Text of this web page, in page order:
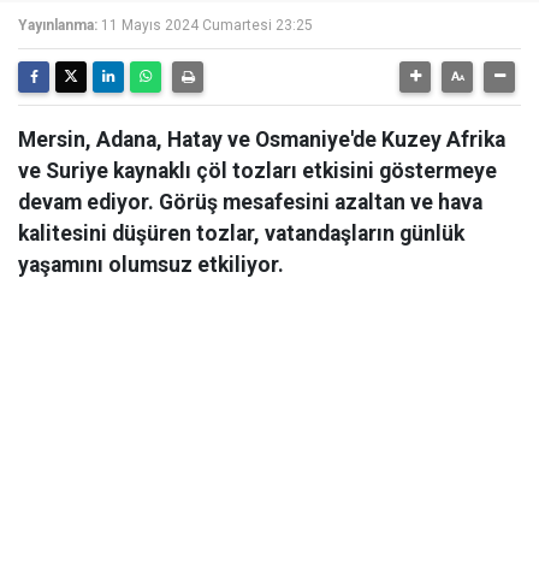
Yayınlanma: 11 Mayıs 2024 Cumartesi 23:25
Mersin, Adana, Hatay ve Osmaniye'de Kuzey Afrika
ve Suriye kaynaklı çöl tozları etkisini göstermeye
devam ediyor. Görüş mesafesini azaltan ve hava
kalitesini düşüren tozlar, vatandaşların günlük
yaşamını olumsuz etkiliyor.